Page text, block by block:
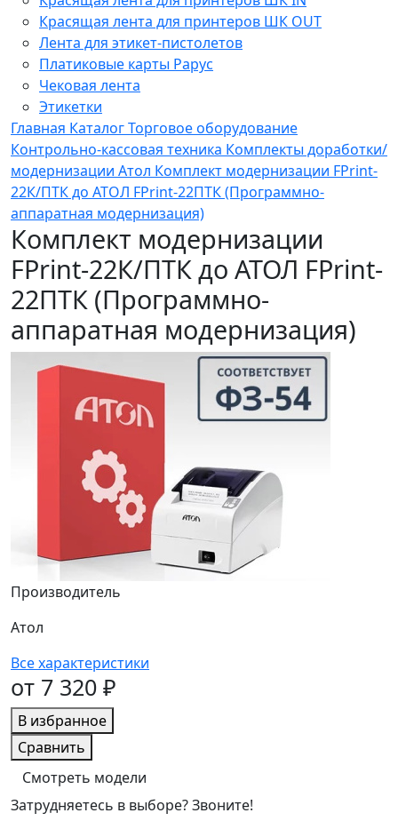
Красящая лента для принтеров ШК OUT
Лента для этикет-пистолетов
Платиковые карты Рарус
Чековая лента
Этикетки
Главная КаталогТорговое оборудование
Контрольно-кассовая техника Комплекты доработки/
модернизации Атол Комплект модернизации FPrint-
22К/ПТК до АТОЛ FPrint-22ПТК (Программно-
аппаратная модернизация)
Комплект модернизации
FPrint-22К/ПТК до АТОЛ FPrint-
22ПТК (Программно-
аппаратная модернизация)
Производитель
Атол
Все характеристики
от 7 320 ₽
В избранное
Сравнить
Смотреть модели
Затрудняетесь в выборе? Звоните!